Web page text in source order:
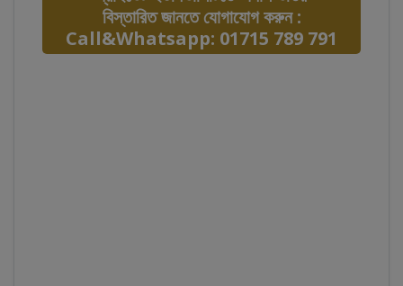
বিস্তারিত জানতে যোগাযোগ করুন :
Call&Whatsapp: 01715 789 791